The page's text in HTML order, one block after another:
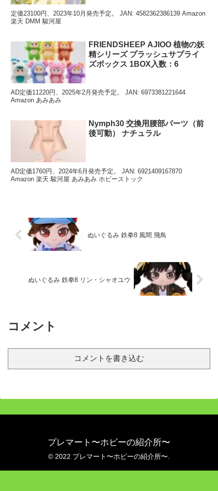
定価23100円、2023年10月発売予定。 JAN: 4582362386139 Amazon
楽天 DMM 駿河屋
FRIENDSHEEP AJIOO 植物の妖
精シリーズ プラッシュサプライ
ズボックス 1BOX入数：6
AD定価11220円、2025年2月発売予定。 JAN: 6973381221644
Amazon あみあみ
Nymph30 交換用腰部パーツ（前
後可動） ナチュラル
AD定価1760円、2024年6月発売予定。 JAN: 6921409167870
Amazon 楽天 駿河屋 あみあみ ホビーストック
ぬいぐるみ 鉄拳8 風間 飛鳥
ぬいぐるみ 鉄拳8 リン・シャオユウ
コメント
コメントを書き込む
プレマート〜ホビーの紹介所〜
© 2022 プレマート〜ホビーの紹介所〜.